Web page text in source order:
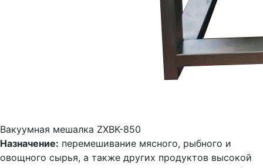
Вакуумная мешалка ZXBK-850
Назначение: перемешивание мясного, рыбного и
овощного сырья, а также других продуктов высокой